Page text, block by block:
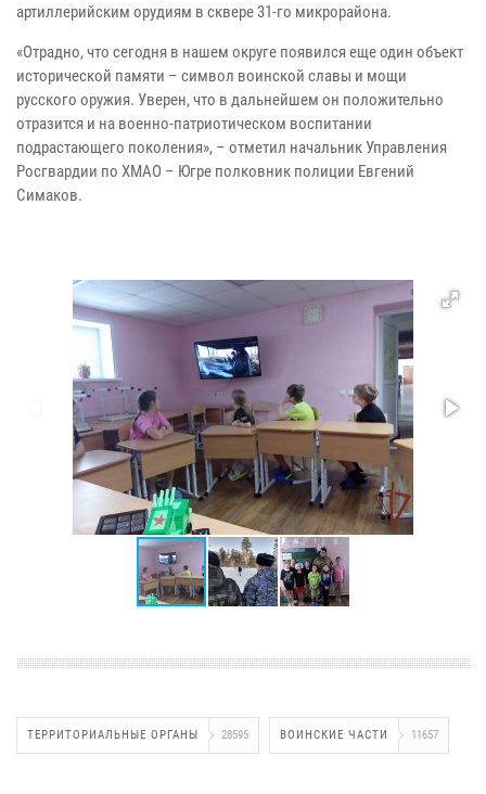
артиллерийским орудиям в сквере 31-го микрорайона.
«Отрадно, что сегодня в нашем округе появился еще один объект
исторической памяти – символ воинской славы и мощи
русского оружия. Уверен, что в дальнейшем он положительно
отразится и на военно-патриотическом воспитании
подрастающего поколения», – отметил начальник Управления
Росгвардии по ХМАО – Югре полковник полиции Евгений
Симаков.
ТЕРРИТОРИАЛЬНЫЕ ОРГАНЫ 28595 ВОИНСКИЕ ЧАСТИ 11657